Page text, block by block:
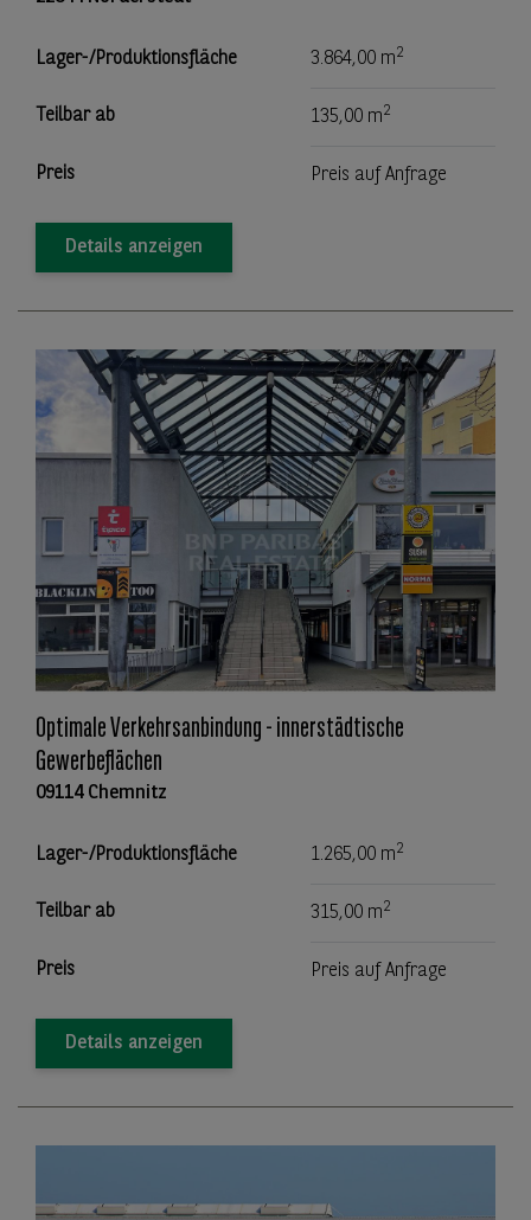
Lager-/Produktionsfläche 3.864,00 m2
Teilbar ab 135,00 m2
Preis Preis auf Anfrage
Details anzeigen
Optimale Verkehrsanbindung - innerstädtische
Gewerbeflächen
09114 Chemnitz
Lager-/Produktionsfläche 1.265,00 m2
Teilbar ab 315,00 m2
Preis Preis auf Anfrage
Details anzeigen